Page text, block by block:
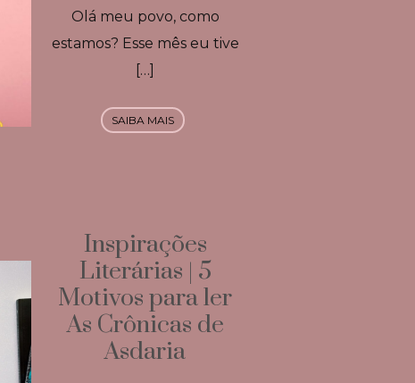
Olá meu povo, como
estamos? Esse mês eu tive
[…]
SAIBA MAIS
Inspirações
Literárias | 5
Motivos para ler
As Crônicas de
Asdaria